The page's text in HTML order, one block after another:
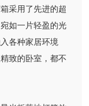
采用了先进的超
如一片轻盈的光
各种家居环境
致的卧室，都不